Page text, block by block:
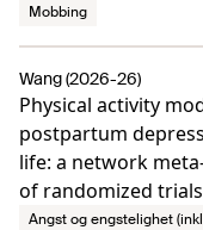
Mobbing
Physical activity
postpartum
life: a network
of randomized trials
Wang (2026-26)
Angst og engstelighet